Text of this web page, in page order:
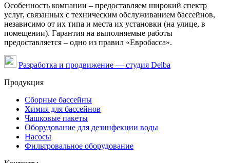
Особенность компании – предоставляем широкий спектр
услуг, связанных с техническим обслуживанием бассейнов,
независимо от их типа и места их установки (на улице, в
помещении). Гарантия на выполняемые работы
предоставляется – одно из правил «Евробасса».
Разработка и продвижение — студия Delba
Продукция
Сборные бассейны
Химия для бассейнов
Чашковые пакеты
Оборудование для дезинфекции воды
Насосы
Фильтровальное оборудование